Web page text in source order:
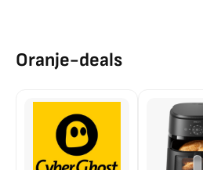
Oranje-deals